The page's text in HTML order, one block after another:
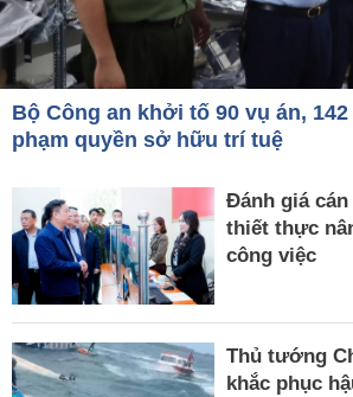
Bộ Công an khởi tố 90 vụ án,
phạm quyền sở hữu trí tuệ
Đánh giá cán
thiết thực
công việc
Thủ tướng
khắc phục